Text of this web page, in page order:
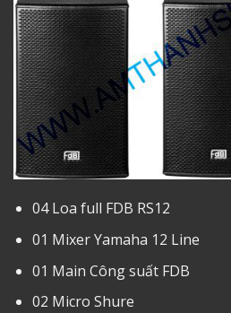
04 Loa full FDB RS12
01 Mixer Yamaha 12 Line
01 Main Công suất FDB
02 Micro Shure